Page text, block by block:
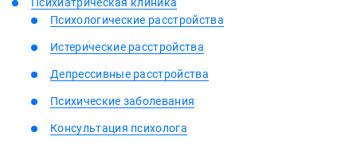
Психологические расстройства
Истерические расстройства
Депрессивные расстройства
Психические заболевания
Консультация психолога